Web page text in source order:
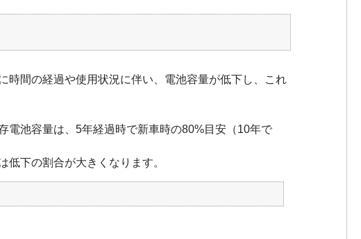
時間の経過や使用状況に伴い、電池容量が低下し、これ
電池容量は、5年経過時で新車時の80%目安（10年で
下の割合が大きくなります。